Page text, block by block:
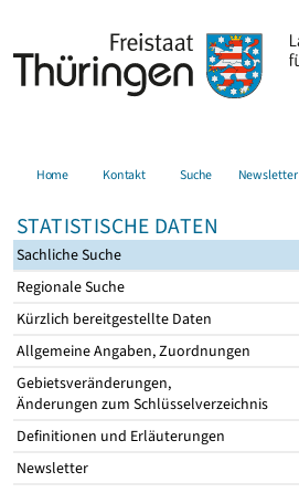
Home Kontakt Suche Newsletter
STATISTISCHE DATEN
Sachliche Suche
Regionale Suche
Kürzlich bereitgestellte Daten
Allgemeine Angaben, Zuordnungen
Gebietsveränderungen,
Änderungen zum Schlüsselverzeichnis
Definitionen und Erläuterungen
Newsletter